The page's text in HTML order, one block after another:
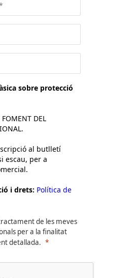
sobre protecció
FOMENT DEL
al butlletí
escau, per a
i drets: Política de
de les meves
per a la finalitat
detallada.